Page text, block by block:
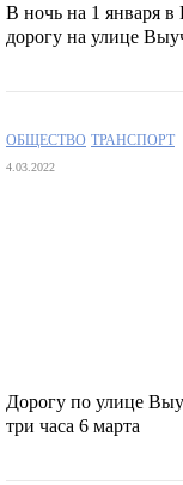
В ночь на 1 января
дорогу на улице
ОБЩЕСТВО ТРАНСПОРТ
4.03.2022
Дорогу по улице
три часа 6 марта